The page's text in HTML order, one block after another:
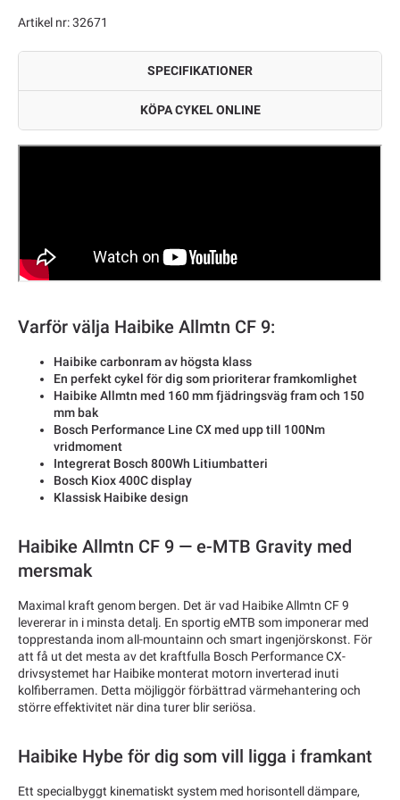
Artikel nr: 32671
SPECIFIKATIONER
KÖPA CYKEL ONLINE
Varför välja Haibike Allmtn CF 9:
Haibike carbonram av högsta klass
En perfekt cykel för dig som prioriterar framkomlighet
Haibike Allmtn med 160 mm fjädringsväg fram och 150
mm bak
Bosch Performance Line CX med upp till 100Nm
vridmoment
Integrerat Bosch 800Wh Litiumbatteri
Bosch Kiox 400C display
Klassisk Haibike design
Haibike Allmtn CF 9 — e-MTB Gravity med
mersmak
Maximal kraft genom bergen. Det är vad Haibike Allmtn CF 9
levererar in i minsta detalj. En sportig eMTB som imponerar med
topprestanda inom all-mountainn och smart ingenjörskonst. För
att få ut det mesta av det kraftfulla Bosch Performance CX-
drivsystemet har Haibike monterat motorn inverterad inuti
kolfiberramen. Detta möjliggör förbättrad värmehantering och
större effektivitet när dina turer blir seriösa.
Haibike Hybe för dig som vill ligga i framkant
Ett specialbyggt kinematiskt system med horisontell dämpare,